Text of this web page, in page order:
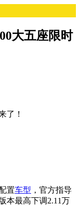
大五座限时
了！
置车型 ，官方指导
本最高下调2.11万